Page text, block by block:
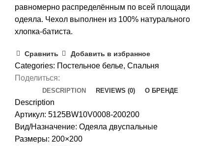
равномерно распределённым по всей площади
одеяла. Чехол выполнен из 100% натурального
хлопка-батиста.
Сравнить Добавить в избранное
Categories: Постельное белье, Спальня
Поделиться:
DESCRIPTION REVIEWS (0) О БРЕНДЕ
Description
Артикул: 5125BW10V0008-200200
Вид/Назначение: Одеяла двуспальные
Размеры: 200×200